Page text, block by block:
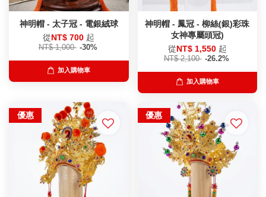
神明帽 - 太子冠 - 電銀絨球
從NT$ 700 起
NT$ 1,000 -30%
加入購物車
神明帽 - 鳳冠 - 柳絲(銀)彩珠
女神專屬頭冠)
從NT$ 1,550 起
NT$ 2,100 -26.2%
加入購物車
優惠 優惠